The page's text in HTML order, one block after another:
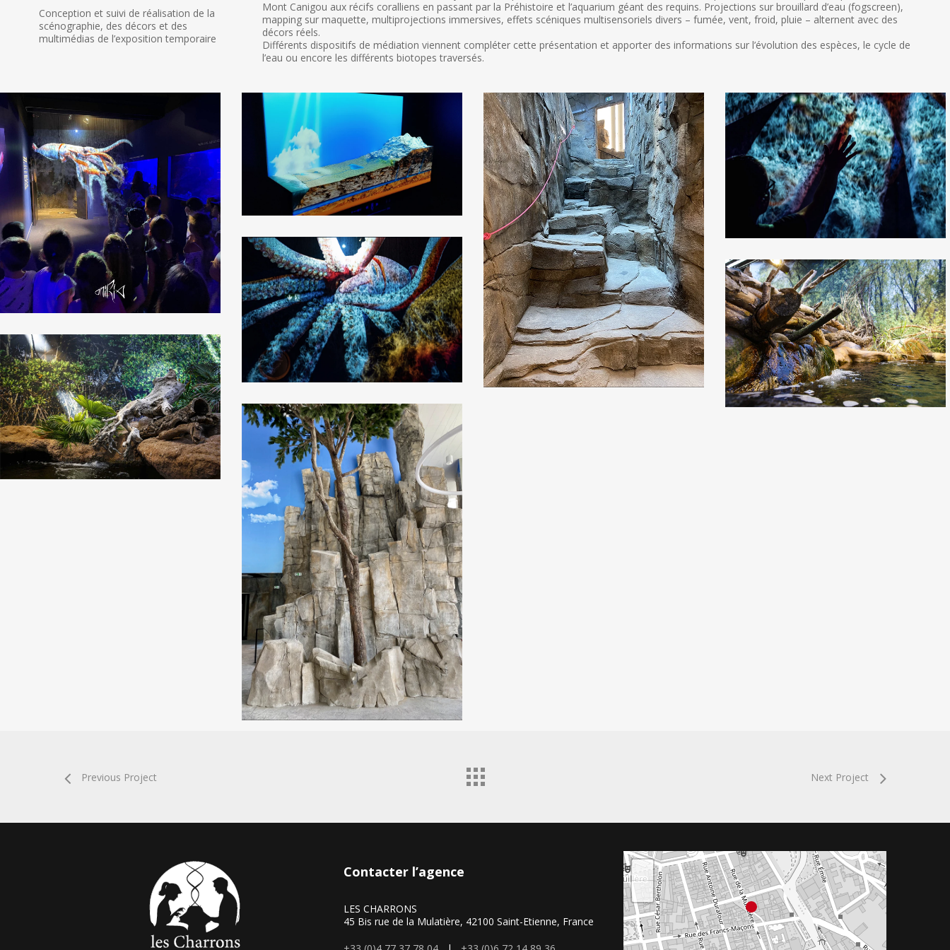
Conception et suivi de réalisation de la
scénographie, des décors et des
multimédias de l’exposition temporaire
Mont Canigou aux récifs coralliens en passant par la Préhistoire et l’aquarium géant des requins. Projections sur brouillard d’eau (fogscreen),
mapping sur maquette, multiprojections immersives, effets scéniques multisensoriels divers – fumée, vent, froid, pluie – alternent avec des
décors réels.
Différents dispositifs de médiation viennent compléter cette présentation et apporter des informations sur l’évolution des espèces, le cycle de
l’eau ou encore les différents biotopes traversés.
Oniria_Aquarium
Canet
Roussillon_Secnographie
multimedias:Lescharrons
aquarium
Oniria
Canet
Roussillon_Les
Charrons
scenographie
multimédia3
aquarium
Oniria
Canet
en
Roussillon_Les
Charrons
scenographie
décors
multimédias
aquarium
Oniria
Roussillon_Les
Charrons
scenographie
multimédias1
aquarium
Oniria
en
Roussillon_Les
Charrons
scenographie
décors
multimédias2
aquarium
Oniria
Canet
en
Roussillon_Les
Charrons
scenographie
décors
multimédias4
aquarium
Oniria
Canet
en
Roussillon_Les
Charrons
scenographie
décors
multimédias5
aquarium
Oniria
Canet
Roussillon_Les
Charrons
scenographie
décors
multimédias6
Previous Project Next Project
Contacter l’agence
LES CHARRONS
45 Bis rue de la Mulatière, 42100 Saint-Etienne, France
+